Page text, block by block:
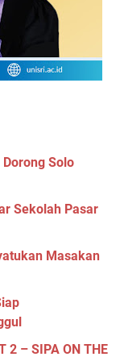
Solo
Sekolah Pasar
Masakan
2 – SIPA ON THE